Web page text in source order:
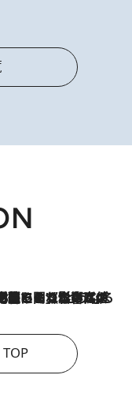
る」ホルムズ海峡封鎖による影響はいつまで続く？《エネルギー専門家に聞く“どうなる日本の暮らし”》